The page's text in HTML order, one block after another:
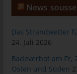
News
Das Strandwetter
24. Juli 2026
Badeverbot am Fr,
Osten und Süden
Wiedererkennung
Internetseite zu
Besuch der
weil dies von der
Computersystem
übernommen wird.